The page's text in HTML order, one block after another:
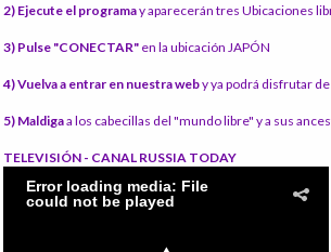
2) Ejecute el programay aparecerán tres Ubicaciones
3) Pulse "CONECTAR" en la ubicación JAPÓN
4) Vuelva a entrar en nuestra weby ya podrá disfrutar de
5) Maldigaa los cabecillas del "mundo libre" y a sus
TELEVISIÓN - CANAL RUSSIA TODAY